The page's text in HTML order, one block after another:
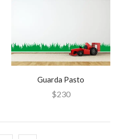
Guarda Pasto
$230